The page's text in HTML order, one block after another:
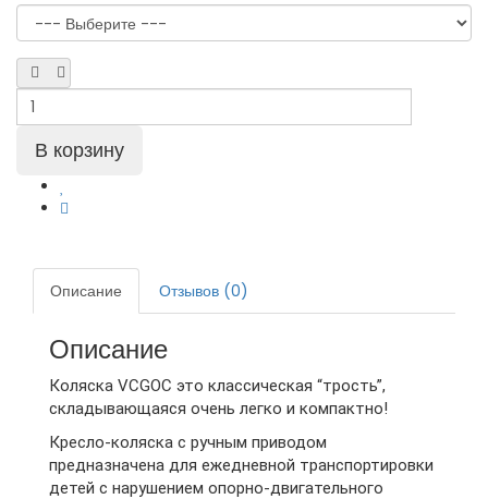
Описание Отзывов (0)
Описание
Коляска VCGOC это классическая “трость”,
складывающаяся очень легко и компактно!
Кресло-коляска с ручным приводом
предназначена для ежедневной транспортировки
детей с нарушением опорно-двигательного